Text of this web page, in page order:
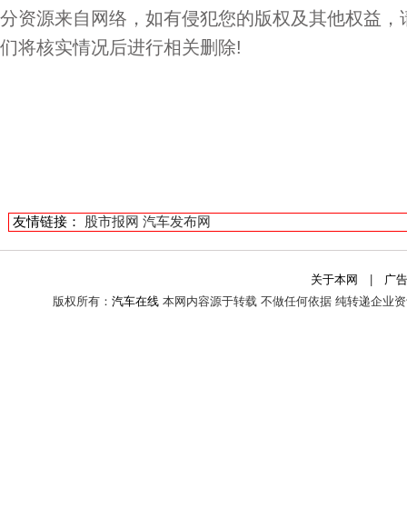
分资源来自网络，如有侵犯您的版权及其他权益
们将核实情况后进行相关删除!
友情链接： 股市报网 汽车发布网
关于本网
广
版权所有：汽车在线 本网内容源于转载 不做任何依据 纯转递企业